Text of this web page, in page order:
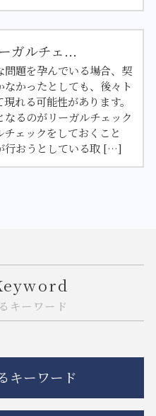
ガルチェ...
問題を孕んでいる場合、契
かったとしても、後々ト
れる可能性があります。
なるのがリーガルチェック
チェックをしておくこと
行おうとしている取 […]
キーワード
キーワード